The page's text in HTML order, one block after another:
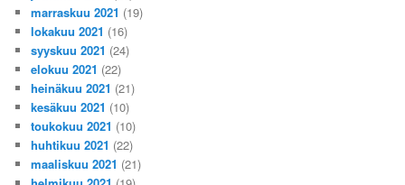
marraskuu 2021 (19)
lokakuu 2021 (16)
syyskuu 2021 (24)
elokuu 2021 (22)
heinäkuu 2021 (21)
kesäkuu 2021 (10)
toukokuu 2021 (10)
huhtikuu 2021 (22)
maaliskuu 2021 (21)